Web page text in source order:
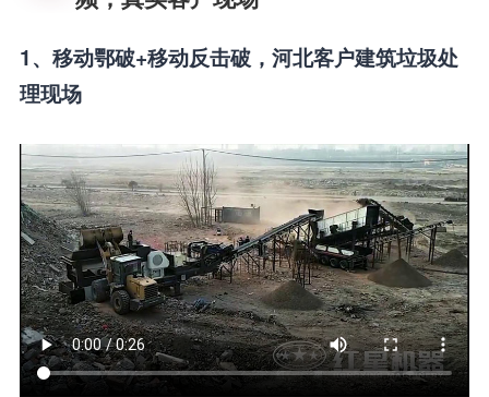
1、移动鄂破+移动反击破，河北客户建筑垃圾处
理现场